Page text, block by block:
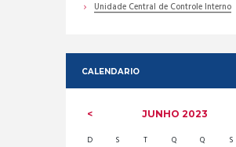
Unidade Central de Controle Interno
CALENDARIO
JUNHO 2023
D S T Q Q S